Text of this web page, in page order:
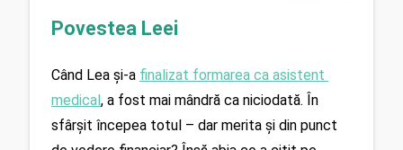
Povestea Leei
Când Lea și-a finalizat formarea ca asistent
medical, a fost mai mândră ca niciodată. În
sfârșit începea totul – dar merita și din punct